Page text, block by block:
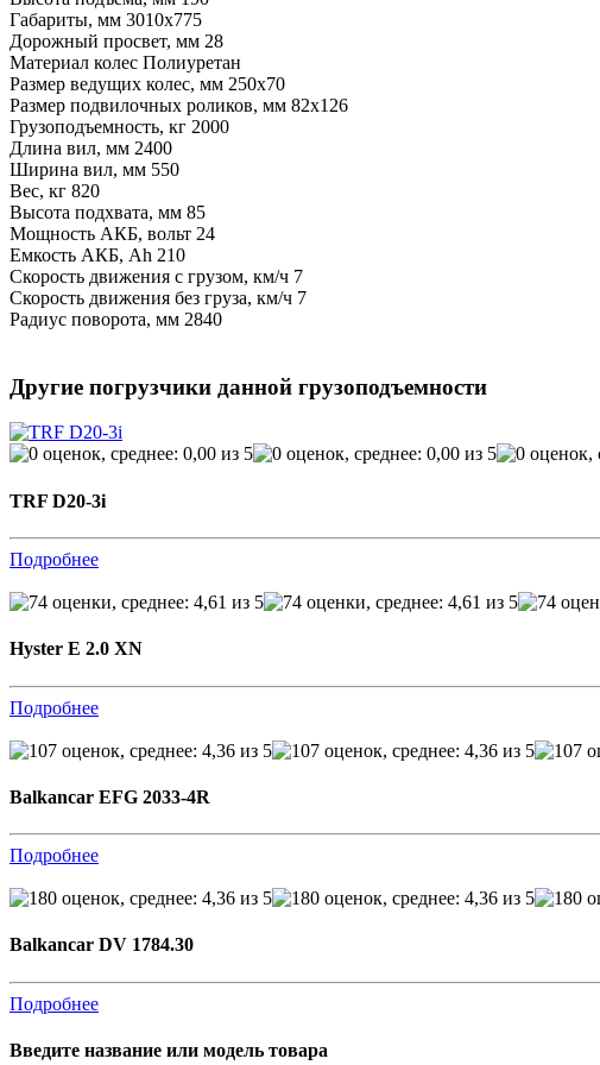
Габариты, мм 3010х775
Дорожный просвет, мм 28
Материал колес Полиуретан
Размер ведущих колес, мм 250х70
Размер подвилочных роликов, мм 82х126
Грузоподъемность, кг 2000
Длина вил, мм 2400
Ширина вил, мм 550
Вес, кг 820
Высота подхвата, мм 85
Мощность АКБ, вольт 24
Емкость АКБ, Ah 210
Скорость движения с грузом, км/ч 7
Скорость движения без груза, км/ч 7
Радиус поворота, мм 2840
Другие погрузчики данной грузоподъемности
TRF D20-3i
Подробнее
Hyster E 2.0 XN
Подробнее
Balkancar EFG 2033-4R
Подробнее
Balkancar DV 1784.30
Подробнее
Введите название или модель товара